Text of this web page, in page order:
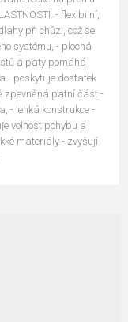
- flexibilní,
při chůzi, což se
systému, - plochá
a paty pomáhá
- poskytuje dostatek
zpevněná patní část -
- lehká konstrukce -
volnost pohybu a
materiály - zvyšují